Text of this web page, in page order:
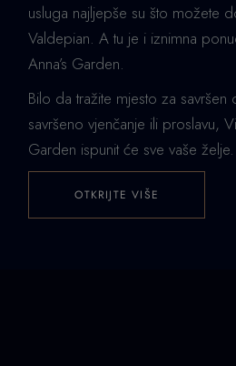
usluga najljepše su što možete
Valdepian. A tu je i iznimna
Anna’s Garden.
Bilo da tražite mjesto za
savršeno vjenčanje ili proslavu,
Garden ispunit će sve vaše želje.
OTKRIJTE VIŠE